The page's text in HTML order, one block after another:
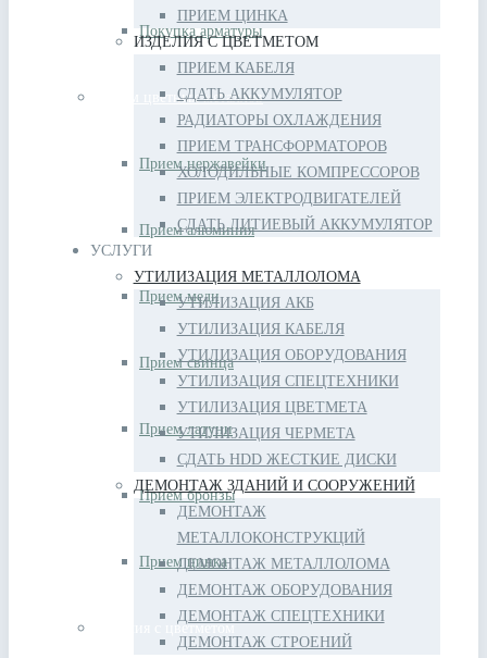
Покупка арматуры
Прием цветных металлов
Прием нержавейки
Прием алюминия
Прием меди
Прием свинца
Прием латуни
Прием бронзы
Прием цинка
Изделия с цветметом
ПРИЕМ ЦИНКА
ИЗДЕЛИЯ С ЦВЕТМЕТОМ
ПРИЕМ КАБЕЛЯ
СДАТЬ АККУМУЛЯТОР
РАДИАТОРЫ ОХЛАЖДЕНИЯ
ПРИЕМ ТРАНСФОРМАТОРОВ
ХОЛОДИЛЬНЫЕ КОМПРЕССОРОВ
ПРИЕМ ЭЛЕКТРОДВИГАТЕЛЕЙ
СДАТЬ ЛИТИЕВЫЙ АККУМУЛЯТОР
УСЛУГИ
УТИЛИЗАЦИЯ МЕТАЛЛОЛОМА
УТИЛИЗАЦИЯ АКБ
УТИЛИЗАЦИЯ КАБЕЛЯ
УТИЛИЗАЦИЯ ОБОРУДОВАНИЯ
УТИЛИЗАЦИЯ СПЕЦТЕХНИКИ
УТИЛИЗАЦИЯ ЦВЕТМЕТА
УТИЛИЗАЦИЯ ЧЕРМЕТА
СДАТЬ HDD ЖЕСТКИЕ ДИСКИ
ДЕМОНТАЖ ЗДАНИЙ И СООРУЖЕНИЙ
ДЕМОНТАЖ
МЕТАЛЛОКОНСТРУКЦИЙ
ДЕМОНТАЖ МЕТАЛЛОЛОМА
ДЕМОНТАЖ ОБОРУДОВАНИЯ
ДЕМОНТАЖ СПЕЦТЕХНИКИ
ДЕМОНТАЖ СТРОЕНИЙ